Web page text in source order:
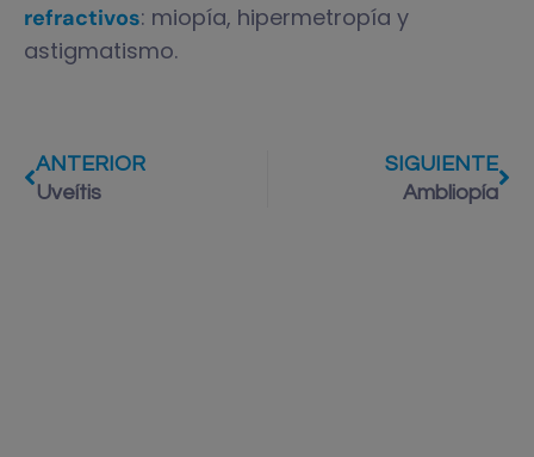
refractivos: miopía, hipermetropía y
astigmatismo.
ANTERIOR
Uveítis
SIGUIENTE
Ambliopía